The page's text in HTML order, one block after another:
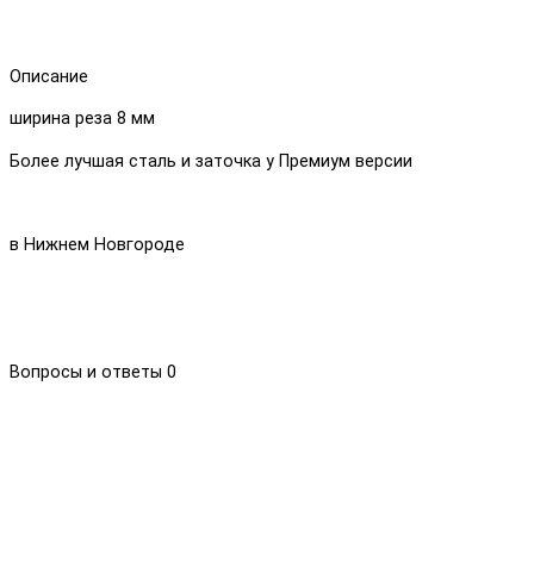
Описание
ширина реза 8 мм
Более лучшая сталь и заточка у Премиум версии
в Нижнем Новгороде
Вопросы и ответы 0